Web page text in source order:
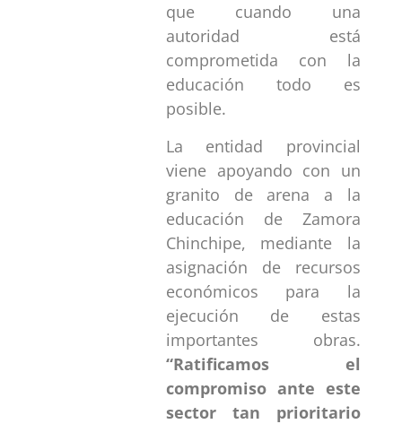
que cuando una
autoridad está
comprometida con la
educación todo es
posible.
La entidad provincial
viene apoyando con un
granito de arena a la
educación de Zamora
Chinchipe, mediante la
asignación de recursos
económicos para la
ejecución de estas
importantes obras.
“Ratificamos el
compromiso ante este
sector tan prioritario